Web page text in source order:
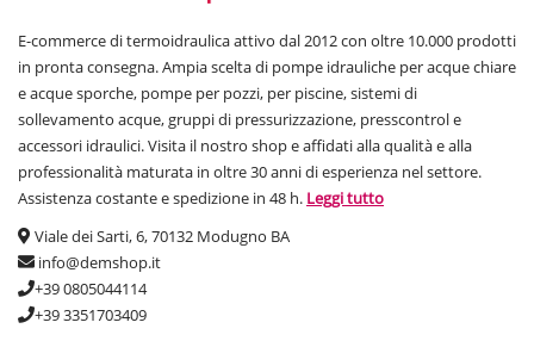
E-commerce di termoidraulica attivo dal 2012 con oltre 10.000 prodotti
in pronta consegna. Ampia scelta di pompe idrauliche per acque chiare
e acque sporche, pompe per pozzi, per piscine, sistemi di
sollevamento acque, gruppi di pressurizzazione, presscontrol e
accessori idraulici. Visita il nostro shop e affidati alla qualità e alla
professionalità maturata in oltre 30 anni di esperienza nel settore.
Assistenza costante e spedizione in 48 h. Leggi tutto
Viale dei Sarti, 6, 70132 Modugno BA
info@demshop.it
+39 0805044114
+39 3351703409